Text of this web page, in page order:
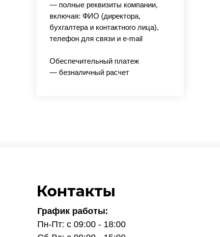
— полные реквизиты компании,
включая: ФИО (директора,
бухгалтера и контактного лица),
телефон для связи и e-mail
Обеспечительный платеж
— безналичный расчет
Контакты
График работы:
Пн-Пт: с 09:00 - 18:00